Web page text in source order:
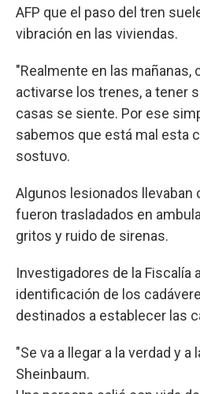
AFP que el paso del tren
vibración en las viviendas.
"Realmente en las mañanas,
activarse los trenes, a tener
casas se siente. Por ese
sabemos que está mal esta
sostuvo.
Algunos lesionados
fueron trasladados en
gritos y ruido de sirenas.
Investigadores de la Fiscalía
identificación de los
destinados a establecer las
"Se va a llegar a la verdad y
Sheinbaum.